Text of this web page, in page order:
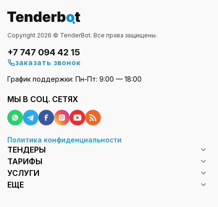
Copyright 2026 © TenderBot. Все права защищены.
+7 747 094 42 15
заказать звонок
График поддержки: Пн-Пт: 9:00 — 18:00
МЫ В СОЦ. СЕТЯХ
Политика конфиденциальности
ТЕНДЕРЫ
ТАРИФЫ
УСЛУГИ
ЕЩЕ